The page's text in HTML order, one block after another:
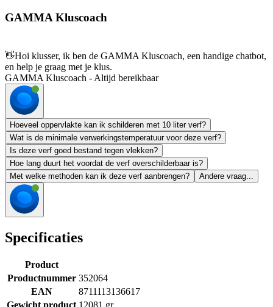
GAMMA Kluscoach
👋Hoi klusser, ik ben de GAMMA Kluscoach, een handige chatbot,
en help je graag met je klus.
GAMMA Kluscoach - Altijd bereikbaar
Hoeveel oppervlakte kan ik schilderen met 10 liter verf?
Wat is de minimale verwerkingstemperatuur voor deze verf?
Is deze verf goed bestand tegen vlekken?
Hoe lang duurt het voordat de verf overschilderbaar is?
Met welke methoden kan ik deze verf aanbrengen?
Andere vraag...
Specificaties
Product
Productnummer 352064
EAN
8711113136617